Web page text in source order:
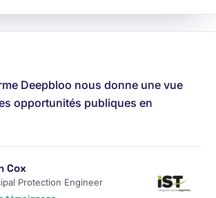
Deepbloo nous donne une vue
opportunités publiques en
Cox
Protection Engineer